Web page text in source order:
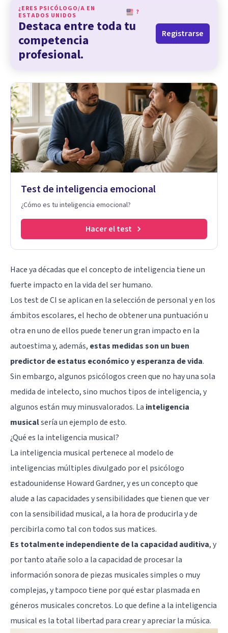
¿ERES PSICÓLOGO/A EN
ESTADOS UNIDOS
?
Destaca entre toda tu
competencia
profesional.
Registrarse
Test de inteligencia emocional
¿Cómo es tu inteligencia emocional?
Hacer el test
Hace ya décadas que elconcepto de inteligencia tiene un
fuerte impacto en la vida del ser humano.
Los test de CI se aplican en laselección de personaly en los
ámbitos escolares, el hecho de obtener una puntuación u
otra en uno de ellos puede tener un gran impacto en la
autoestimay, además, estas medidas son un buen
predictor de estatus económico y esperanza de vida.
Sin embargo, algunos psicólogos creen que no hay una sola
medida de intelecto, sino muchos tipos de inteligencia, y
algunos están muy minusvalorados. La inteligencia
musicalsería un ejemplo de esto.
¿Qué es la inteligencia musical?
La inteligencia musical pertenece al modelo de
inteligencias múltiplesdivulgado por el psicólogo
estadounidense Howard Gardner, y es un concepto que
alude a las capacidades y sensibilidades que tienen que ver
con la sensibilidad musical, a la hora de producirla y de
percibirla como tal con todos sus matices.
Es totalmente independiente de la capacidad auditiva, y
por tanto atañe solo a la capacidad de procesar la
información sonora de piezas musicales simples o muy
complejas, y tampoco tiene por qué estar plasmada en
géneros musicales concretos. Lo que define a la inteligencia
musical es la total libertad para crear y apreciar la música.